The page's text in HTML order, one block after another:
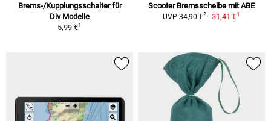
Brems-/Kupplungsschalter für
Div Modelle
5,99 €1
Scooter Bremsscheibe mit ABE
UVP 34,90 €2 31,41 €1